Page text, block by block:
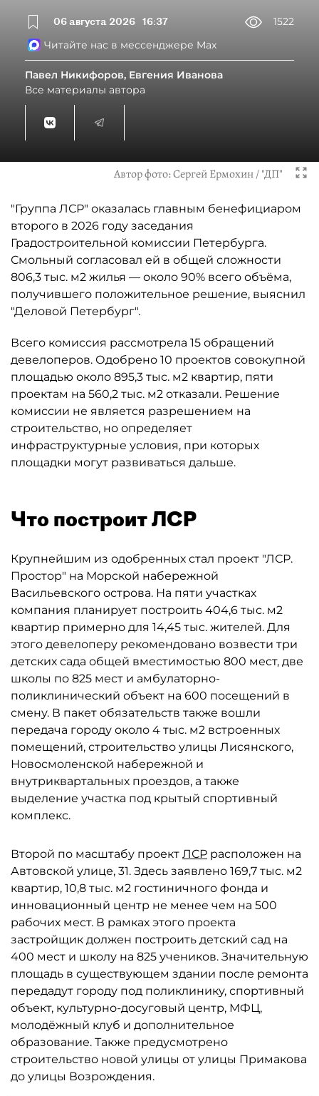
06 августа 2026 16:37
1522
Читайте нас в мессенджере Max
Павел Никифоров, Евгения Иванова
Все материалы автора
Автор фото:Сергей Ермохин / "ДП"
"Группа ЛСР" оказалась главным бенефициаром
второго в 2026 году заседания
Градостроительной комиссии Петербурга.
Смольный согласовал ей в общей сложности
806,3 тыс. м2 жилья — около 90% всего объёма,
получившего положительное решение, выяснил
"Деловой Петербург".
Всего комиссия рассмотрела 15 обращений
девелоперов. Одобрено 10 проектов совокупной
площадью около 895,3 тыс. м2 квартир, пяти
проектам на 560,2 тыс. м2 отказали. Решение
комиссии не является разрешением на
строительство, но определяет
инфраструктурные условия, при которых
площадки могут развиваться дальше.
Что построит ЛСР
Крупнейшим из одобренных стал проект "ЛСР.
Простор" на Морской набережной
Васильевского острова. На пяти участках
компания планирует построить 404,6 тыс. м2
квартир примерно для 14,45 тыс. жителей. Для
этого девелоперу рекомендовано возвести три
детских сада общей вместимостью 800 мест, две
школы по 825 мест и амбулаторно-
поликлинический объект на 600 посещений в
смену. В пакет обязательств также вошли
передача городу около 4 тыс. м2 встроенных
помещений, строительство улицы Лисянского,
Новосмоленской набережной и
внутриквартальных проездов, а также
выделение участка под крытый спортивный
комплекс.
Второй по масштабу проект ЛСР расположен на
Автовской улице, 31. Здесь заявлено 169,7 тыс. м2
квартир, 10,8 тыс. м2 гостиничного фонда и
инновационный центр не менее чем на 500
рабочих мест. В рамках этого проекта
застройщик должен построить детский сад на
400 мест и школу на 825 учеников. Значительную
площадь в существующем здании после ремонта
передадут городу под поликлинику, спортивный
объект, культурно-досуговый центр, МФЦ,
молодёжный клуб и дополнительное
образование. Также предусмотрено
строительство новой улицы от улицы Примакова
до улицы Возрождения.